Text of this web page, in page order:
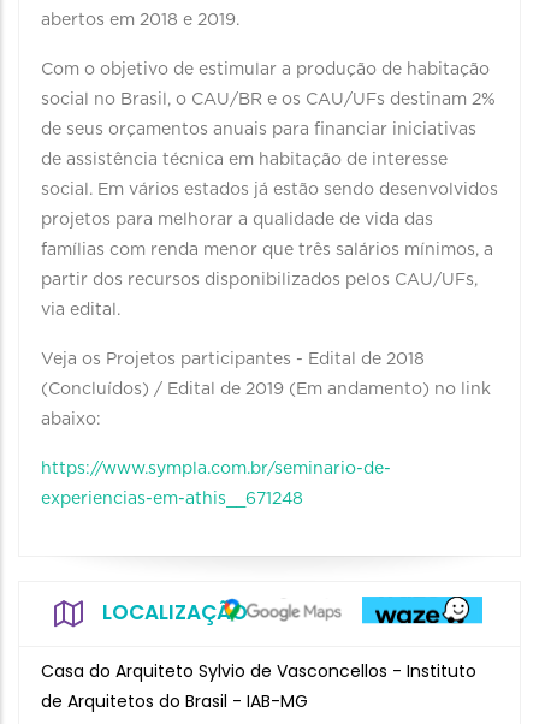
abertos em 2018 e 2019.
Com o objetivo de estimular a produção de habitação
social no Brasil, o CAU/BR e os CAU/UFs destinam 2%
de seus orçamentos anuais para financiar iniciativas
de assistência técnica em habitação de interesse
social. Em vários estados já estão sendo desenvolvidos
projetos para melhorar a qualidade de vida das
famílias com renda menor que três salários mínimos, a
partir dos recursos disponibilizados pelos CAU/UFs,
via edital.
Veja os Projetos participantes - Edital de 2018
(Concluídos) / Edital de 2019 (Em andamento) no link
abaixo:
https://www.sympla.com.br/seminario-de-
experiencias-em-athis__671248
LOCALIZAÇÃO
Casa do Arquiteto Sylvio de Vasconcellos - Instituto
de Arquitetos do Brasil - IAB-MG